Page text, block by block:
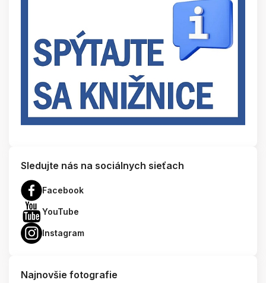
Sledujte nás na sociálnych sieťach
Facebook
YouTube
Instagram
Najnovšie fotografie